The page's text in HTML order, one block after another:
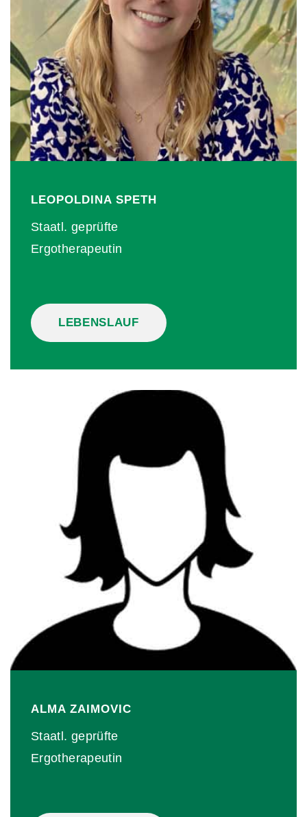
LEOPOLDINA SPETH
Staatl. geprüfte
Ergotherapeutin
LEBENSLAUF
ALMA ZAIMOVIC
Staatl. geprüfte
Ergotherapeutin